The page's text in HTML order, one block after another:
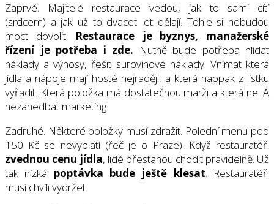
Zaprvé. Majitelé restaurace vedou, jak to sami cítí
(srdcem) a jak už to dvacet let dělají. Tohle si nebudou
moct dovolit. Restaurace je byznys, manažerské
řízení je potřeba i zde. Nutně bude potřeba hlídat
náklady a výnosy, řešit surovinové náklady. Vnímat která
jídla a nápoje mají hosté nejraději, a která naopak z lístku
vyřadit. Která položka má dostatečnou marži a která ne. A
nezanedbat marketing.
Zadruhé. Některé položky musí zdražit. Polední menu pod
150 Kč se nevyplatí (řeč je o Praze). Když restauratéři
zvednou cenu jídla, lidé přestanou chodit pravidelně. Už
tak nízká poptávka bude ještě klesat. Restauratéři
musí chvíli vydržet.